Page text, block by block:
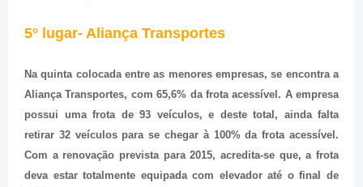
5° lugar- Aliança Transportes
Na quinta colocada entre as menores empresas, se encontra a
Aliança Transportes, com 65,6% da frota acessível. A empresa
possui uma frota de 93 veículos, e deste total, ainda falta
retirar 32 veículos para se chegar à 100% da frota acessível.
Com a renovação prevista para 2015, acredita-se que, a frota
deva estar totalmente equipada com elevador até o final de